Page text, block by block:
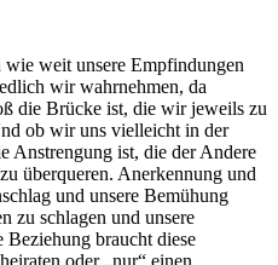
weit unsere Empfindungen
wir wahrnehmen, da
die Brücke ist, die wir jeweils zu
ob wir uns vielleicht in der
Anstrengung ist, die der Andere
überqueren. Anerkennung und
und unsere Bemühung
zu schlagen und unsere
braucht diese
oder „nur“ einen